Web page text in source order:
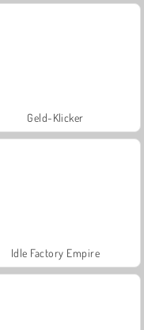
Geld-Klicker
Idle Factory Empire